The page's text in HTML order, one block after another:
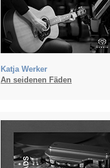
Katja Werker
An seidenen Fäden